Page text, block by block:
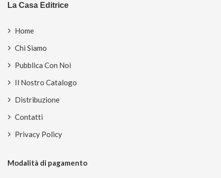
La Casa Editrice
Home
Chi Siamo
Pubblica Con Noi
Il Nostro Catalogo
Distribuzione
Contatti
Privacy Policy
Modalità di pagamento